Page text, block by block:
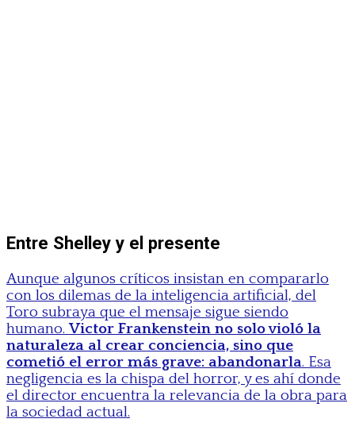
Entre Shelley y el presente
Aunque algunos críticos insistan en compararlo
con los dilemas de la inteligencia artificial, del
Toro subraya que el mensaje sigue siendo
humano.Victor Frankenstein no solo violó la
naturaleza al crear conciencia, sino que
cometió el error más grave: abandonarla. Esa
negligencia es la chispa del horror, y es ahí donde
el director encuentra la relevancia de la obra para
la sociedad actual.